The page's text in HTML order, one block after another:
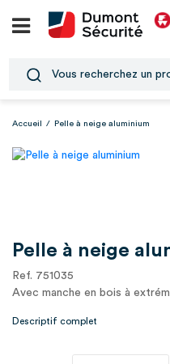
Accueil / Pelle à neige aluminium
Pelle à neige
Ref. 751035
Avec manche en bois à
Descriptif complet